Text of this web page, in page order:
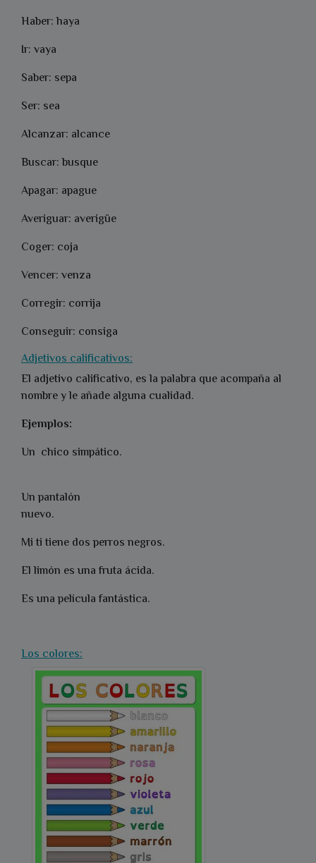
Haber: haya
Ir: vaya
Saber: sepa
Ser: sea
Alcanzar: alcance
Buscar: busque
Apagar: apague
Averiguar: averigüe
Coger: coja
Vencer: venza
Corregir: corrija
Conseguir: consiga
Adjetivos calificativos:
El adjetivo calificativo, es la palabra que acompaña al
nombre y le añade alguna cualidad.
Ejemplos:
Un chico simpático.
Un pantalón
nuevo.
Mi ti tiene dos perros negros.
El limón es una fruta ácida.
Es una película fantástica.
Los colores: